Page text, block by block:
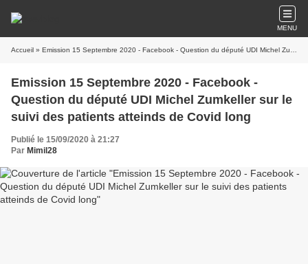
MENU
Accueil » Emission 15 Septembre 2020 - Facebook - Question du député UDI Michel Zumkeller sur le suivi des patients atteinds de Covid long
Emission 15 Septembre 2020 - Facebook -
Question du député UDI Michel Zumkeller sur le
suivi des patients atteinds de Covid long
Publié le 15/09/2020 à 21:27
Par Mimil28